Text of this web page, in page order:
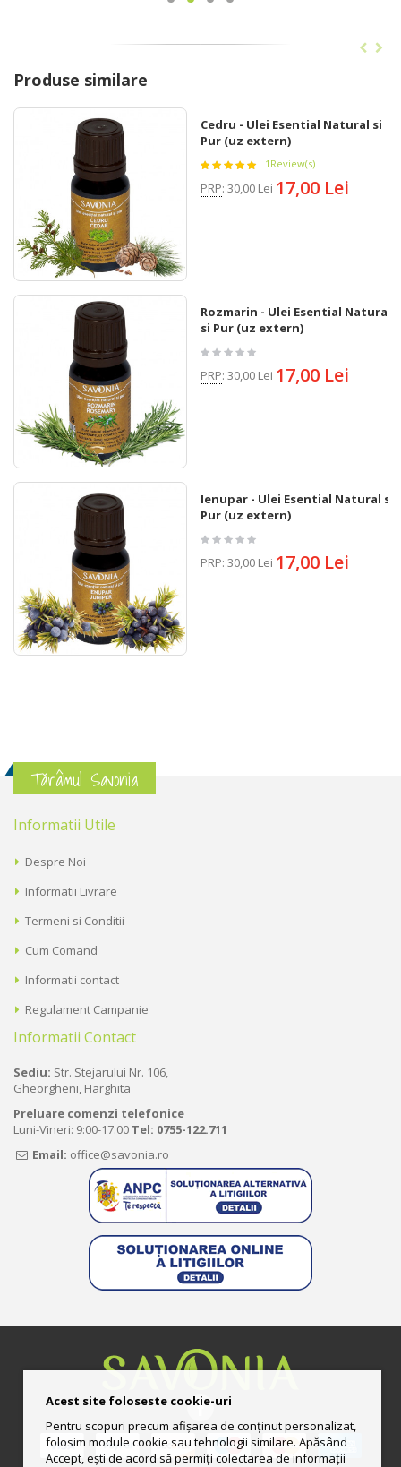
Produse similare
Cedru - Ulei Esential Natural si
Pur (uz extern)
1 Review(s)
PRP: 30,00 Lei 17,00 Lei
Rozmarin - Ulei Esential Natural
si Pur (uz extern)
PRP: 30,00 Lei 17,00 Lei
Ienupar - Ulei Esential Natural si
Pur (uz extern)
PRP: 30,00 Lei 17,00 Lei
Tărâmul Savonia
Informatii Utile
Despre Noi
Informatii Livrare
Termeni si Conditii
Cum Comand
Informatii contact
Regulament Campanie
Informatii Contact
Sediu: Str. Stejarului Nr. 106,
Gheorgheni, Harghita
Preluare comenzi telefonice
Luni-Vineri: 9:00-17:00 Tel: 0755-122.711
Email: office@savonia.ro
Acest site foloseste cookie-uri
Pentru scopuri precum afișarea de conținut personalizat,
folosim module cookie sau tehnologii similare. Apăsând
Accept, ești de acord să permiți colectarea de informații